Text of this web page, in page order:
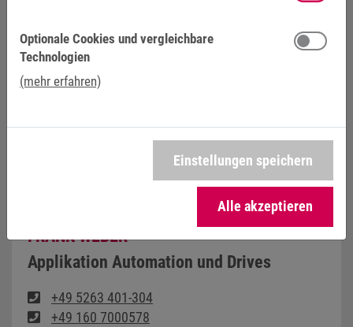
FRANK WEBER
Applikation Automation und Drives
+49 5263 401-304
+49 160 7000578
Optionale Cookies und vergleichbare
Technologien
(mehr erfahren)
Einstellungen speichern
Alle akzeptieren